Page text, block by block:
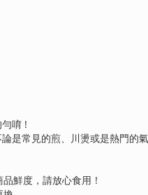
唷 !
是常見的煎、川燙或是熱門
鮮度，請放心食用！